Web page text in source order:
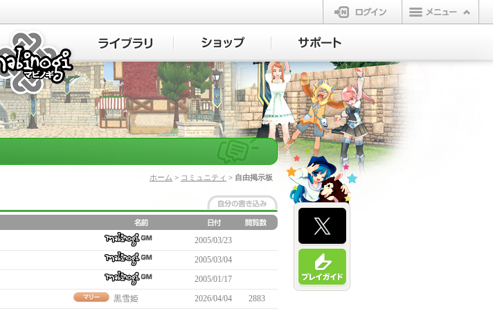
ログイン
マビノギ
ホーム > コミュニティ > 自由掲示板
2005/03/23
2005/03/04
2005/01/17
黒雪姫 2026/04/04
2883